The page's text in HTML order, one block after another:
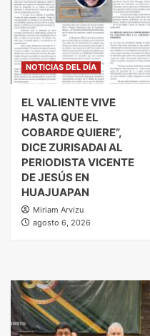
NOTICIAS DEL DÍA
EL VALIENTE VIVE
HASTA QUE EL
COBARDE QUIERE”,
DICE ZURISADAI AL
PERIODISTA VICENTE
DE JESÚS EN
HUAJUAPAN
Miriam Arvizu
agosto 6, 2026